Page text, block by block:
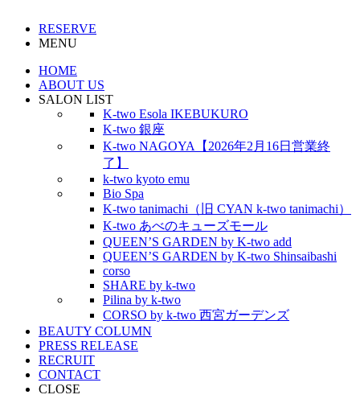
RESERVE
MENU
HOME
ABOUT US
SALON LIST
K-two Esola IKEBUKURO
K-two 銀座
K-two NAGOYA【2026年2月16日営業終
了】
k-two kyoto emu
Bio Spa
K-two tanimachi（旧 CYAN k-two tanimachi）
K-two あべのキューズモール
QUEEN’S GARDEN by K-two add
QUEEN’S GARDEN by K-two Shinsaibashi
corso
SHARE by k-two
Pilina by k-two
CORSO by k-two 西宮ガーデンズ
BEAUTY COLUMN
PRESS RELEASE
RECRUIT
CONTACT
CLOSE